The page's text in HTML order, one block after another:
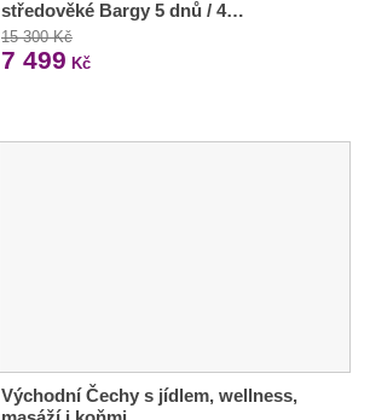
středověké Bargy 5 dnů / 4…
15 300 Kč
7 499 Kč
Východní Čechy s jídlem, wellness,